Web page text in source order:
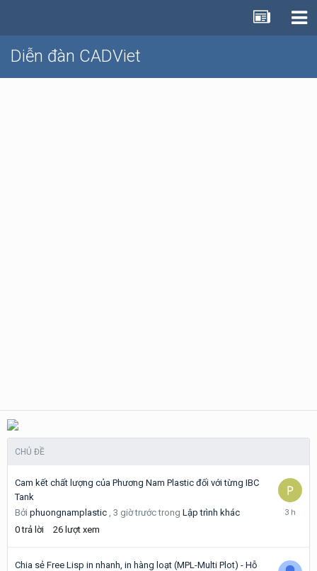
Diễn đàn CADViet
CHỦ ĐỀ
Cam kết chất lượng của Phương Nam Plastic đối với từng IBC
Tank
Bởi phuongnamplastic , 3 giờ trướctrong Lập trình khác
0 trả lời 26 lượt xem
Chia sẻ Free Lisp in nhanh, in hàng loạt (MPL-Multi Plot) - Hỗ